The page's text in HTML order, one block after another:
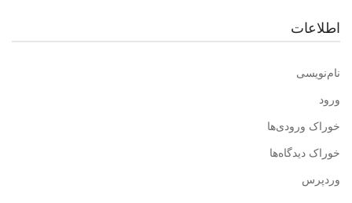
اطلاعات
نام‌نویسی
ورود
خوراک ورودی‌ها
خوراک دیدگاه‌ها
وردپرس